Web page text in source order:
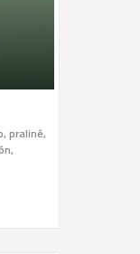
praliné,